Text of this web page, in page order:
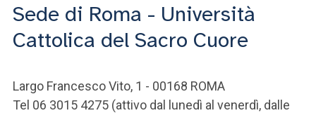
Sede di Roma - Università
Cattolica del Sacro Cuore
Largo Francesco Vito, 1 - 00168 ROMA
Tel 06 3015 4275 (attivo dal lunedì al venerdì, dalle